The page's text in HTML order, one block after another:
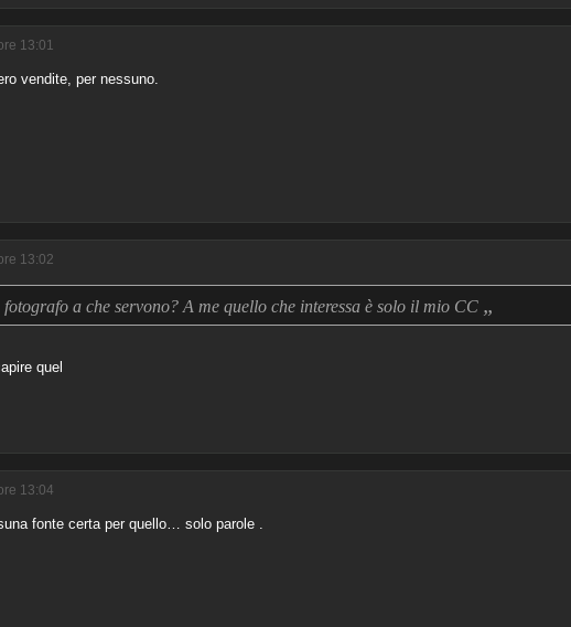
13:01
vendite, per nessuno.
13:02
a che servono? A me quello che interessa è solo il mio CC „
quel
13:04
fonte certa per quello… solo parole .